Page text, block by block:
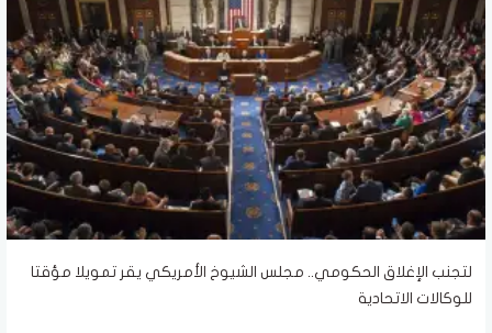
لتجنب الإغلاق الحكومي.. مجلس الشيوخ الأمريكي يقر تمويلا مؤقتا
للوكالات الاتحادية